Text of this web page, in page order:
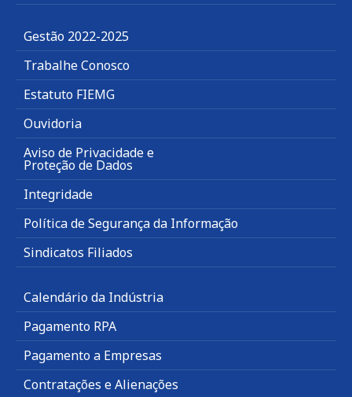
Gestão 2022-2025
Trabalhe Conosco
Estatuto FIEMG
Ouvidoria
Aviso de Privacidade e
Proteção de Dados
Integridade
Política de Segurança da Informação
Sindicatos Filiados
Calendário da Indústria
Pagamento RPA
Pagamento a Empresas
Contratações e Alienações